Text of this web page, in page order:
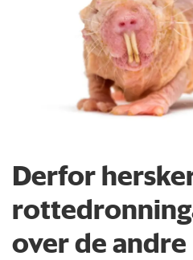
Derfor
over de